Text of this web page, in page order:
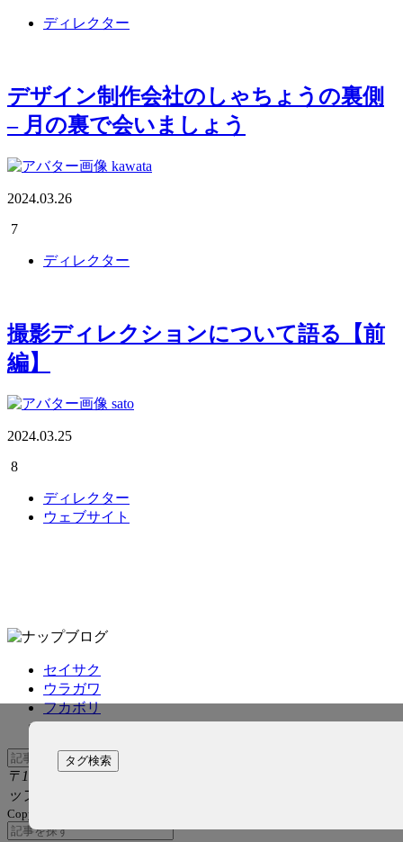
タグ検索
ディレクター
デザイン制作会社のしゃちょうの裏側
– 月の裏で会いましょう
kawata
2024.03.26
7
ディレクター
撮影ディレクションについて語る【前
編】
sato
2024.03.25
8
ディレクター
ウェブサイト
セイサク
ウラガワ
フカボリ
〒150-0011 東京都渋谷区東2-5-36 大泉ビル1F 株式会社ナ
ップ
Copyright — all rights reserved.